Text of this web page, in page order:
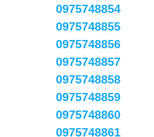
0975748854
0975748855
0975748856
0975748857
0975748858
0975748859
0975748860
0975748861